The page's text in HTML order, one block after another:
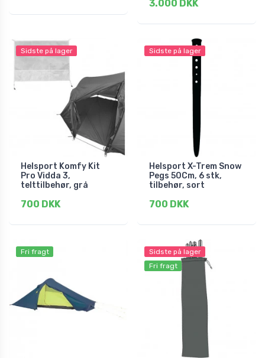
3.000 DKK
Sidste på lager
Helsport Komfy Kit
Pro Vidda 3,
telttilbehør, grå
700 DKK
Sidste på lager
Helsport X-Trem Snow
Pegs 50Cm, 6 stk,
tilbehør, sort
700 DKK
Fri fragt
Sidste på lager
Fri fragt